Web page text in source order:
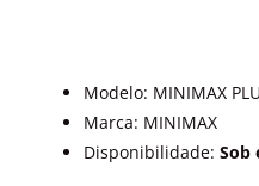
Modelo: MINIMAX
Marca: MINIMAX
Disponibilidade: Sob